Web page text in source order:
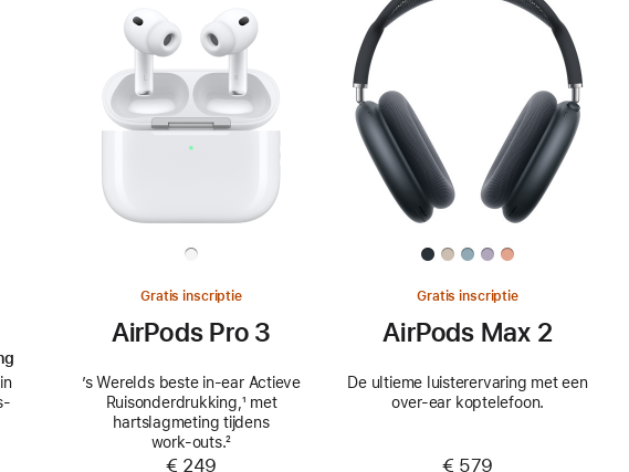
Gratis inscriptie
AirPods Pro 3
’s Werelds beste in-ear Actieve
Ruisonderdrukking,Voetnoot
¹ met
hartslagmeting tijdens
work‑outs.Voetnoot
²
€ 249
Gratis inscriptie
AirPods Max 2
De ultieme luisterervaring met een
over-ear koptelefoon.
€ 579